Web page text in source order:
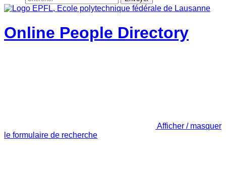
Online People Directory
Afficher / masquer
le formulaire de recherche